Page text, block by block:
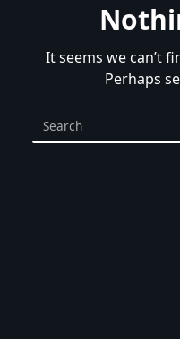
It seems we can’t
Perhaps
Search